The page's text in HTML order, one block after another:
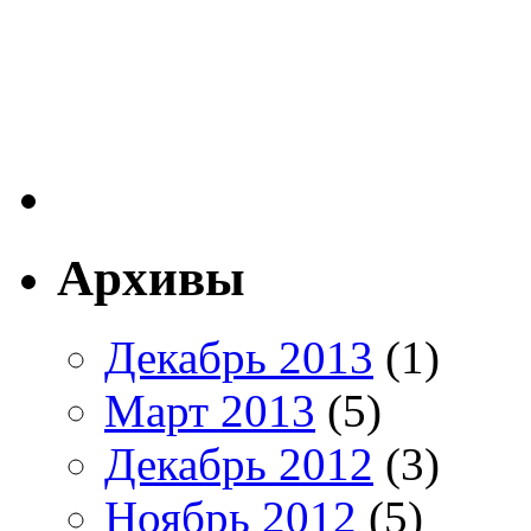
Архивы
Декабрь 2013 (1)
Март 2013 (5)
Декабрь 2012 (3)
Ноябрь 2012 (5)